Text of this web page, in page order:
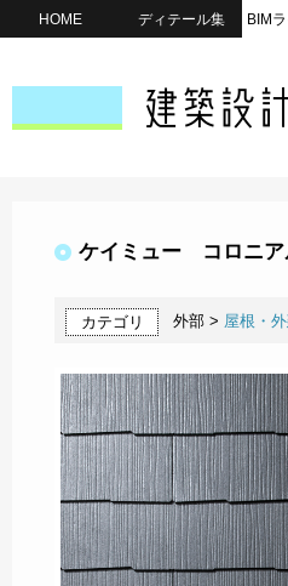
HOME ディテール集 BIM
ケイミュー コロニア
カテゴリ 外部 > 屋根・外